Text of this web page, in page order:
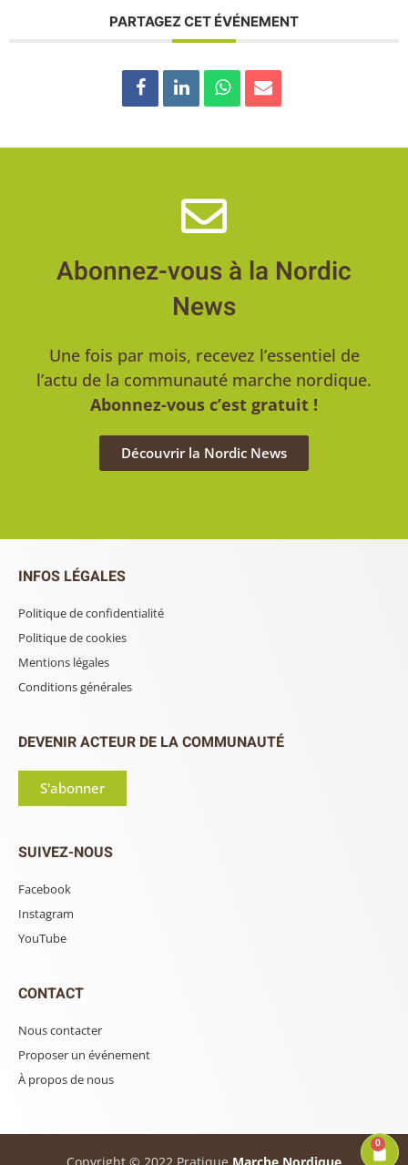
PARTAGEZ CET ÉVÉNEMENT
Abonnez-vous à la Nordic
News
Une fois par mois, recevez l’essentiel de
l’actu de la communauté marche nordique.
Abonnez-vous c’est gratuit !
Découvrir la Nordic News
INFOS LÉGALES
Politique de confidentialité
Politique de cookies
Mentions légales
Conditions générales
DEVENIR ACTEUR DE LA COMMUNAUTÉ
S'abonner
SUIVEZ-NOUS
Facebook
Instagram
YouTube
CONTACT
Nous contacter
Proposer un événement
À propos de nous
0